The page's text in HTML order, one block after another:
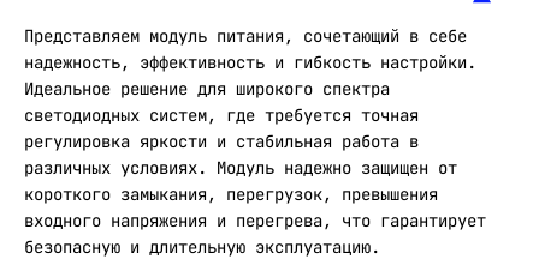
Представляем модуль питания, сочетающий в себе
надежность, эффективность и гибкость настройки.
Идеальное решение для широкого спектра
светодиодных систем, где требуется точная
регулировка яркости и стабильная работа в
различных условиях. Модуль надежно защищен от
короткого замыкания, перегрузок, превышения
входного напряжения и перегрева, что гарантирует
безопасную и длительную эксплуатацию.